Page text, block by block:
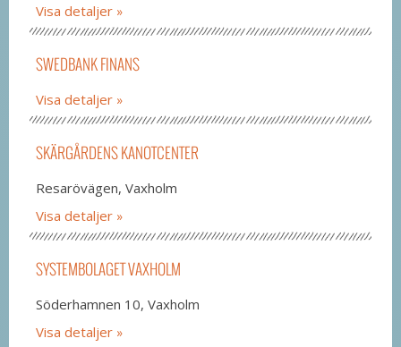
Visa detaljer
SWEDBANK FINANS
Visa detaljer
SKÄRGÅRDENS KANOTCENTER
Resarövägen, Vaxholm
Visa detaljer
SYSTEMBOLAGET VAXHOLM
Söderhamnen 10, Vaxholm
Visa detaljer